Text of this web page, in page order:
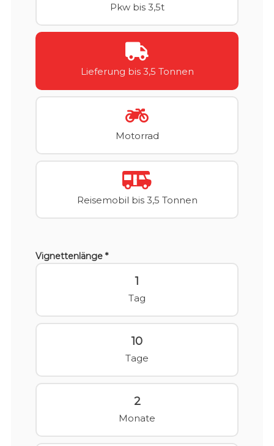
Pkw bis 3,5t
Lieferung bis 3,5 Tonnen
Motorrad
Reisemobil bis 3,5 Tonnen
Vignettenlänge *
1
Tag
10
Tage
2
Monate